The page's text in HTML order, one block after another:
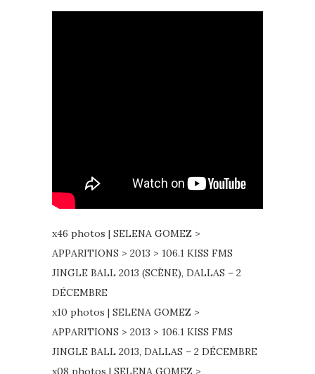
x46 photos | SELENA GOMEZ >
APPARITIONS > 2013 > 106.1 KISS FMS
JINGLE BALL 2013 (SCÈNE), DALLAS – 2
DÉCEMBRE
x10 photos | SELENA GOMEZ >
APPARITIONS > 2013 > 106.1 KISS FMS
JINGLE BALL 2013, DALLAS – 2 DÉCEMBRE
x08 photos | SELENA GOMEZ >